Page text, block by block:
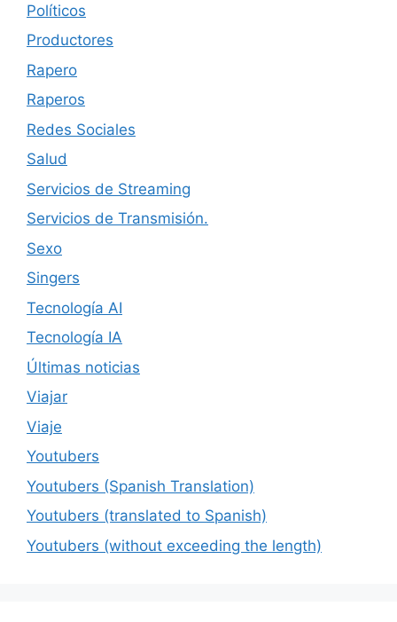
Políticos
Productores
Rapero
Raperos
Redes Sociales
Salud
Servicios de Streaming
Servicios de Transmisión.
Sexo
Singers
Tecnología AI
Tecnología IA
Últimas noticias
Viajar
Viaje
Youtubers
Youtubers (Spanish Translation)
Youtubers (translated to Spanish)
Youtubers (without exceeding the length)